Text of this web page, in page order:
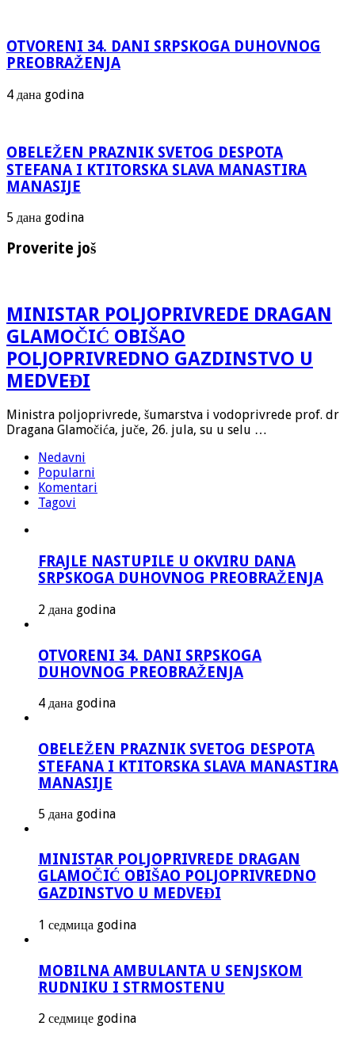
OTVORENI 34. DANI SRPSKOGA DUHOVNOG
PREOBRAŽENJA
4 дана godina
OBELEŽEN PRAZNIK SVETOG DESPOTA
STEFANA I KTITORSKA SLAVA MANASTIRA
MANASIJE
5 дана godina
Proverite još
MINISTAR POLJOPRIVREDE DRAGAN
GLAMOČIĆ OBIŠAO
POLJOPRIVREDNO GAZDINSTVO U
MEDVEĐI
Ministra poljoprivrede, šumarstva i vodoprivrede prof. dr
Dragana Glamočića, juče, 26. jula, su u selu …
Nedavni
Popularni
Komentari
Tagovi
FRAJLE NASTUPILE U OKVIRU DANA
SRPSKOGA DUHOVNOG PREOBRAŽENJA
2 дана godina
OTVORENI 34. DANI SRPSKOGA
DUHOVNOG PREOBRAŽENJA
4 дана godina
OBELEŽEN PRAZNIK SVETOG DESPOTA
STEFANA I KTITORSKA SLAVA MANASTIRA
MANASIJE
5 дана godina
MINISTAR POLJOPRIVREDE DRAGAN
GLAMOČIĆ OBIŠAO POLJOPRIVREDNO
GAZDINSTVO U MEDVEĐI
1 седмица godina
MOBILNA AMBULANTA U SENJSKOM
RUDNIKU I STRMOSTENU
2 седмице godina